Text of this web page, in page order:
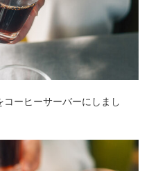
ーヒーサーバーにしまし